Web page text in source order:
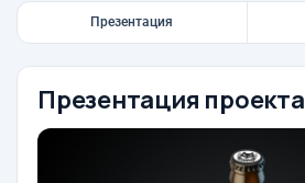
Презентация
Презентация проекта